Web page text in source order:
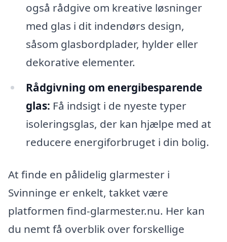
også rådgive om kreative løsninger
med glas i dit indendørs design,
såsom glasbordplader, hylder eller
dekorative elementer.
Rådgivning om energibesparende
glas: Få indsigt i de nyeste typer
isoleringsglas, der kan hjælpe med at
reducere energiforbruget i din bolig.
At finde en pålidelig glarmester i
Svinninge er enkelt, takket være
platformen find-glarmester.nu. Her kan
du nemt få overblik over forskellige